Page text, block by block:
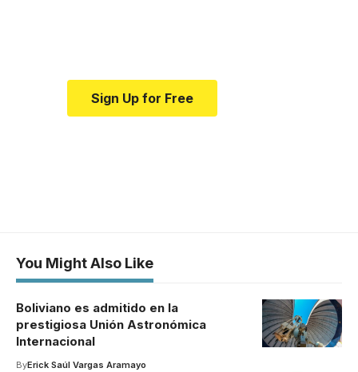
Sign Up for Free
You Might Also Like
Boliviano es admitido en la
prestigiosa Unión Astronómica
Internacional
ByErick Saúl Vargas Aramayo